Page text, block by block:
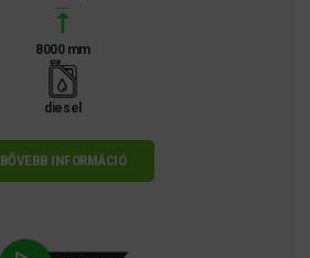
8000 mm
diesel
BŐVEBB INFORMÁCIÓ